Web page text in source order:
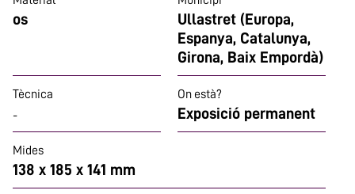
os
Ullastret (Europa,
Espanya, Catalunya,
Girona, Baix Empordà)
Tècnica
-
On està?
Exposició permanent
Mides
138 x 185 x 141 mm